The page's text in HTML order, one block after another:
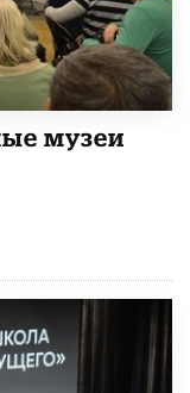
музеи